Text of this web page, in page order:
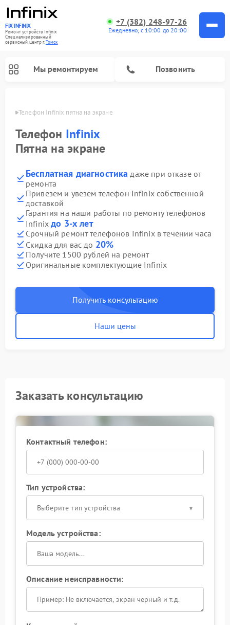
FIX-INFINIX
Ремонт устройств Infinix
Специализированный
cервисный центр г.Томск
+7 (382) 248-97-26
Ежедневно, с 10:00 до 20:00
Мы ремонтируем Позвонить
Телефон Infinix пятна на экране
Телефон Infinix
Пятна на экране
Бесплатная диагностика даже при отказе от
ремонта
Привезем и увезем телефон Infinix собственной
доставкой
Гарантия на наши работы по ремонту телефонов
Infinixдо 3-х лет
Срочный ремонт телефонов Infinix в течении часа
Скидка для вас до 20%
Получите 1500 рублей на ремонт
Оригинальные комплектующие Infinix
Получить консультацию
Наши цены
Заказать консультацию
Контактный телефон:
Тип устройства:
Выберите тип устройства
Модель устройства:
Описание неисправности: